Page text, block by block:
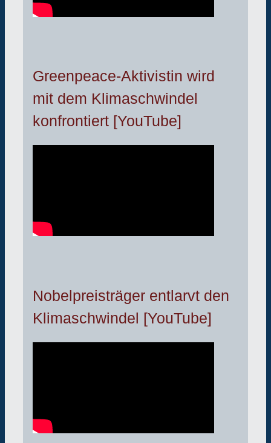
Greenpeace-Aktivistin wird
mit dem Klimaschwindel
konfrontiert [YouTube]
Nobelpreisträger entlarvt den
Klimaschwindel [YouTube]